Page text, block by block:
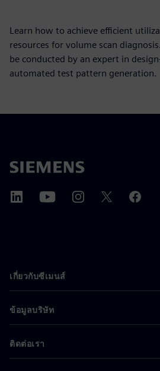
Learn how to achieve efficient
resources for volume scan
be conducted by an expert in
automated test pattern generation.
เกี่ยวกับซีเมนส์
ข้อมูลบริษัท
ติดต่อเรา